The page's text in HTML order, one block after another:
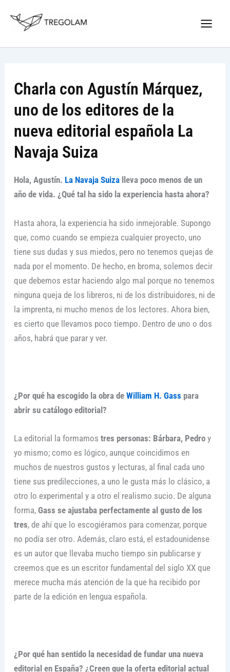
Charla con Agustín Márquez,
uno de los editores de la
nueva editorial española La
Navaja Suiza
Hola, Agustín. La Navaja Suizalleva poco menos de un
año de vida. ¿Qué tal ha sido la experiencia hasta ahora?
Hasta ahora, la experiencia ha sido inmejorable. Supongo
que, como cuando se empieza cualquier proyecto, uno
tiene sus dudas y sus miedos, pero no tenemos quejas de
nada por el momento. De hecho, en broma, solemos decir
que debemos estar haciendo algo mal porque no tenemos
ninguna queja de los libreros, ni de los distribuidores, ni de
la imprenta, ni mucho menos de los lectores. Ahora bien,
es cierto que llevamos poco tiempo. Dentro de uno o dos
años, habrá que parar y ver.
¿Por qué ha escogido la obra de William H. Gass para
abrir su catálogo editorial?
La editorial la formamos tres personas: Bárbara, Pedroy
yo mismo; como es lógico, aunque coincidimos en
muchos de nuestros gustos y lecturas, al final cada uno
tiene sus predilecciones, a uno le gusta más lo clásico, a
otro lo experimental y a otro el realismo sucio. De alguna
forma, Gass se ajustaba perfectamente al gusto de los
tres, de ahí que lo escogiéramos para comenzar, porque
no podía ser otro. Además, claro está, el estadounidense
es un autor que llevaba mucho tiempo sin publicarse y
creemos que es un escritor fundamental del siglo XX que
merece mucha más atención de la que ha recibido por
parte de la edición en lengua española.
¿Por qué han sentido la necesidad de fundar una nueva
editorial en España? ¿Creen que la oferta editorial actual